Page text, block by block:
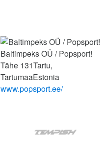
Baltimpeks OÜ / Popsport!
Tähe 131Tartu,
TartumaaEstonia
www.popsport.ee/